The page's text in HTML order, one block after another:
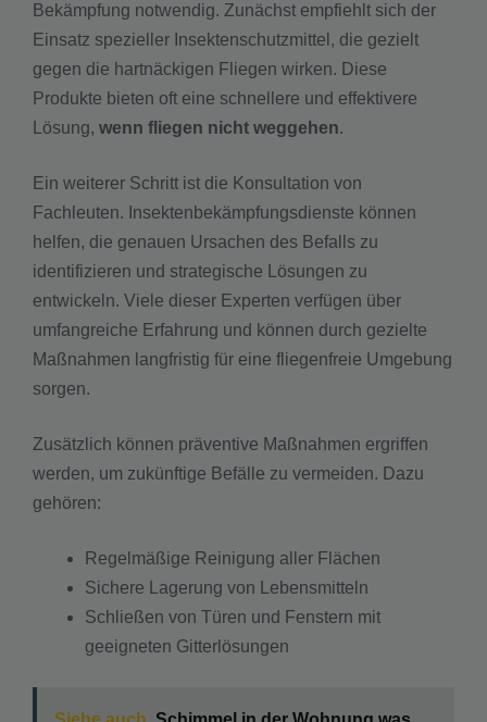
Bekämpfung notwendig. Zunächst empfiehlt sich der
Einsatz spezieller Insektenschutzmittel, die gezielt
gegen die hartnäckigen Fliegen wirken. Diese
Produkte bieten oft eine schnellere und effektivere
Lösung, wenn fliegen nicht weggehen.
Ein weiterer Schritt ist die Konsultation von
Fachleuten. Insektenbekämpfungsdienste können
helfen, die genauen Ursachen des Befalls zu
identifizieren und strategische Lösungen zu
entwickeln. Viele dieser Experten verfügen über
umfangreiche Erfahrung und können durch gezielte
Maßnahmen langfristig für eine fliegenfreie Umgebung
sorgen.
Zusätzlich können präventive Maßnahmen ergriffen
werden, um zukünftige Befälle zu vermeiden. Dazu
gehören:
Regelmäßige Reinigung aller Flächen
Sichere Lagerung von Lebensmitteln
Schließen von Türen und Fenstern mit
geeigneten Gitterlösungen